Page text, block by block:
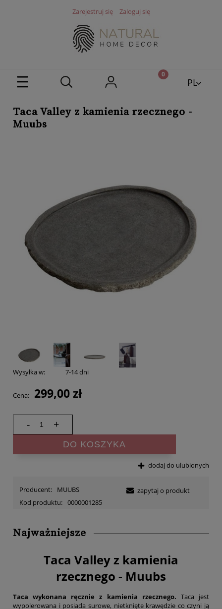
Zarejestruj się Zaloguj się
PL
Taca Valley z kamienia rzecznego -
Muubs
Wysyłka w: 7-14 dni
Cena: 299,00 zł
- +
DO KOSZYKA
dodaj do ulubionych
Producent:
MUUBS
Kod produktu: 0000001285
zapytaj o produkt
Najważniejsze
Taca Valley z kamienia
rzecznego - Muubs
Taca wykonana ręcznie z kamienia rzecznego. Taca jest
wypolerowana i posiada surowe, nietknięte krawędzie co czyni ją